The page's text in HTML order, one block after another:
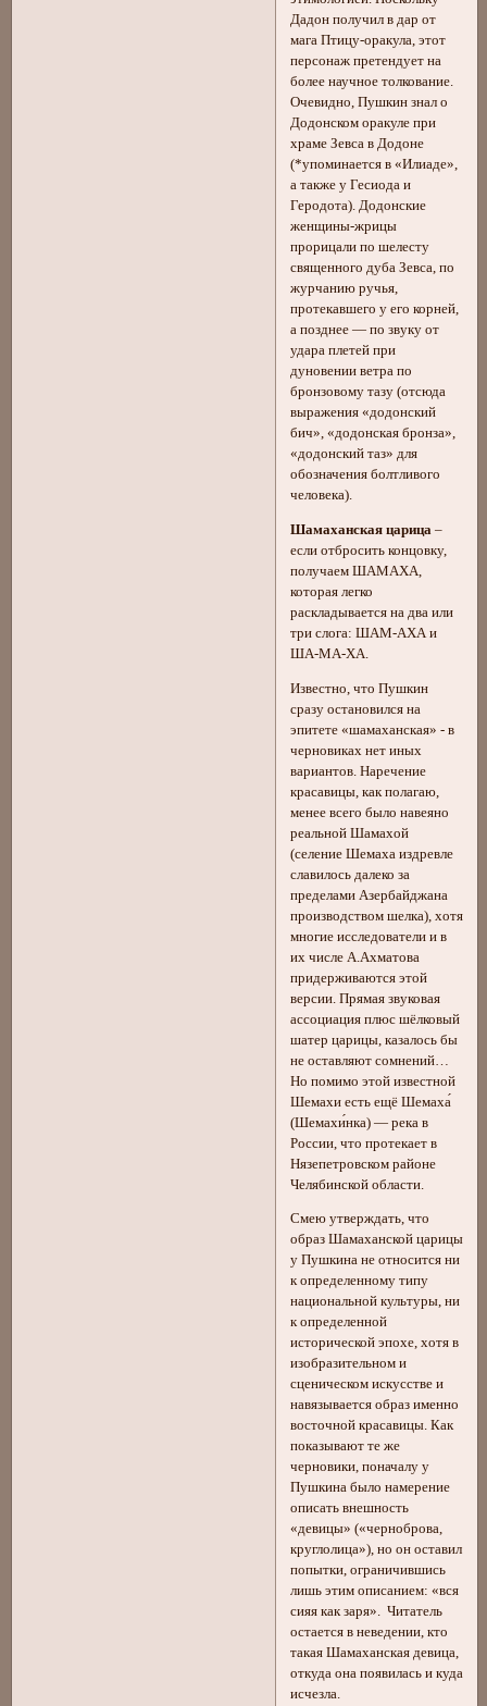
Дадон получил в дар от
мага Птицу-оракула, этот
персонаж претендует на
более научное толкование.
Очевидно, Пушкин знал о
Додонском оракуле при
храме Зевса в Додоне
(*упоминается в «Илиаде»,
а также у Гесиода и
Геродота). Додонские
женщины-жрицы
прорицали по шелесту
священного дуба Зевса, по
журчанию ручья,
протекавшего у его корней,
а позднее — по звуку от
удара плетей при
дуновении ветра по
бронзовому тазу (отсюда
выражения «додонский
бич», «додонская бронза»,
«додонский таз» для
обозначения болтливого
человека).
Шамаханская царица –
если отбросить концовку,
получаем ШАМАХА,
которая легко
раскладывается на два или
три слога: ШАМ-АХА и
ША-МА-ХА.
Известно, что Пушкин
сразу остановился на
эпитете «шамаханская» - в
черновиках нет иных
вариантов. Наречение
красавицы, как полагаю,
менее всего было навеяно
реальной Шамахой
(селение Шемаха издревле
славилось далеко за
пределами Азербайджана
производством шелка), хотя
многие исследователи и в
их числе А.Ахматова
придерживаются этой
версии. Прямая звуковая
ассоциация плюс шёлковый
шатер царицы, казалось бы
не оставляют сомнений…
Но помимо этой известной
Шемахи есть ещё Шемаха́
(Шемахи́нка) — река в
России, что протекает в
Нязепетровском районе
Челябинской области.
Смею утверждать, что
образ Шамаханской царицы
у Пушкина не относится ни
к определенному типу
национальной культуры, ни
к определенной
исторической эпохе, хотя в
изобразительном и
сценическом искусстве и
навязывается образ именно
восточной красавицы. Как
показывают те же
черновики, поначалу у
Пушкина было намерение
описать внешность
«девицы» («черноброва,
круглолица»), но он оставил
попытки, ограничившись
лишь этим описанием: «вся
сияя как заря». Читатель
остается в неведении, кто
такая Шамаханская девица,
откуда она появилась и куда
исчезла.